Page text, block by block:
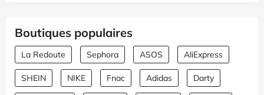
Boutiques populaires
La Redoute Sephora ASOS AliExpress
SHEIN NIKE Fnac Adidas Darty